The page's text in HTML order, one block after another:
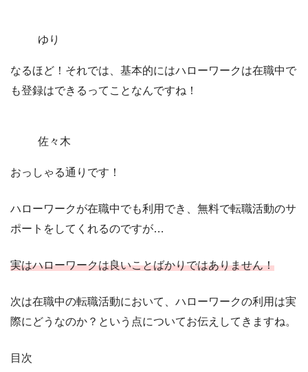
ゆり
なるほど！それでは、基本的にはハローワークは在職中で
も登録はできるってことなんですね！
佐々木
おっしゃる通りです！
ハローワークが在職中でも利用でき、無料で転職活動のサ
ポートをしてくれるのですが…
実はハローワークは良いことばかりではありません！
次は在職中の転職活動において、ハローワークの利用は実
際にどうなのか？という点についてお伝えしてきますね。
目次